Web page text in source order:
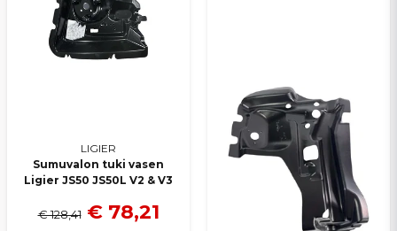
LIGIER
Sumuvalon tuki vasen
Ligier JS50 JS50L V2 & V3
€ 128,41 € 78,21